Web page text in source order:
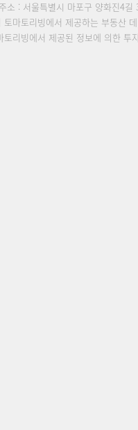
주소 : 서울특별시 마포구 양화진4
토마토리빙에서 제공하는 부동산
토리빙에서 제공된 정보에 의한